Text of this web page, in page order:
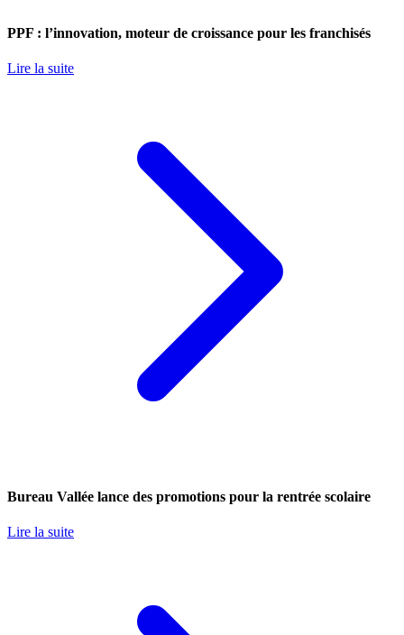
PPF : l’innovation, moteur de croissance pour les franchisés
Lire la suite
Bureau Vallée lance des promotions pour la rentrée scolaire
Lire la suite